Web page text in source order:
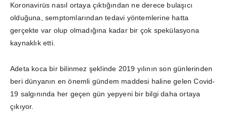
Koronavirüs nasıl ortaya çıktığından ne derece bulaşıcı
olduğuna, semptomlarından tedavi yöntemlerine hatta
gerçekte var olup olmadığına kadar bir çok spekülasyona
kaynaklık etti.
Adeta koca bir bilinmez şeklinde 2019 yılının son günlerinden
beri dünyanın en önemli gündem maddesi haline gelen Covid-
19 salgınında her geçen gün yepyeni bir bilgi daha ortaya
çıkıyor.